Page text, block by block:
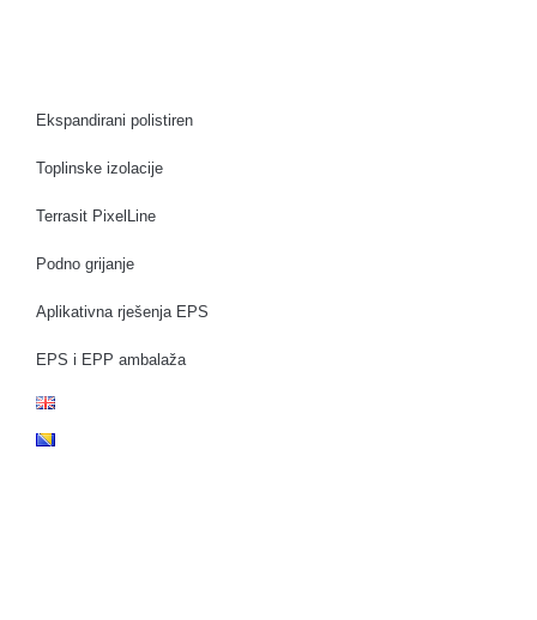
Ekspandirani polistiren
Toplinske izolacije
Terrasit PixelLine
Podno grijanje
Aplikativna rješenja EPS
EPS i EPP ambalaža